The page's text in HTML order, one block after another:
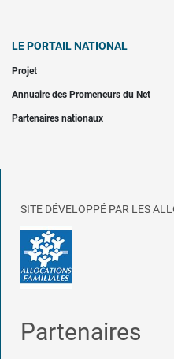
LE PORTAIL NATIONAL
Projet
Annuaire des Promeneurs du Net
Partenaires nationaux
SITE DÉVELOPPÉ PAR LES
Partenaires